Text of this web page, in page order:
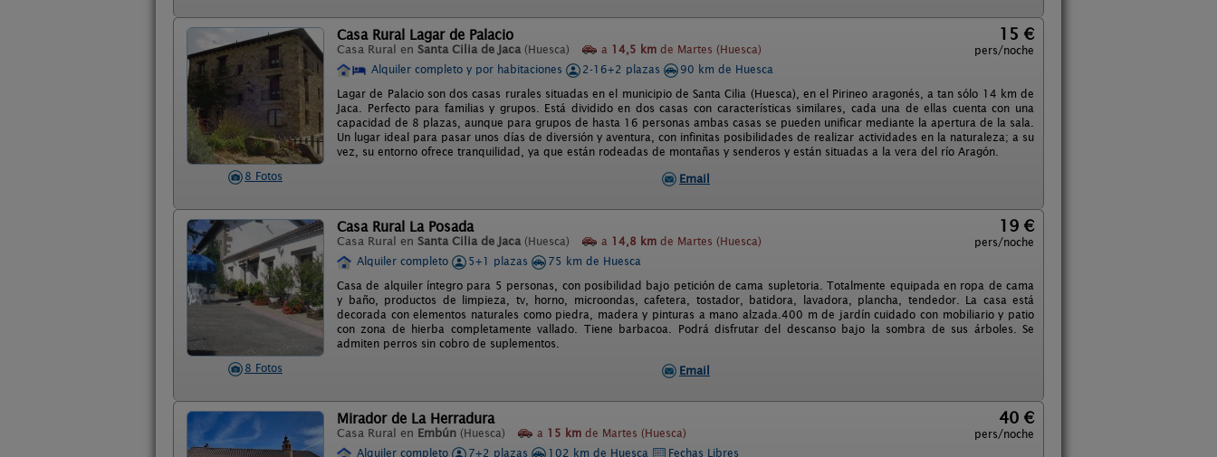
8 Fotos
Casa Rural Lagar de Palacio
Casa Rural en Santa Cilia de Jaca (Huesca) a 14,5 km de Martes (Huesca)
15 €
pers/noche
Alquiler completo y por habitaciones
2-16+2 plazas
90 km de Huesca
Lagar de Palacio son dos casas rurales situadas en el municipio de Santa Cilia (Huesca), en el Pirineo aragonés, a tan sólo 14 km de
Jaca. Perfecto para familias y grupos. Está dividido en dos casas con características similares, cada una de ellas cuenta con una
capacidad de 8 plazas, aunque para grupos de hasta 16 personas ambas casas se pueden unificar mediante la apertura de la sala.
Un lugar ideal para pasar unos días de diversión y aventura, con infinitas posibilidades de realizar actividades en la naturaleza; a su
vez, su entorno ofrece tranquilidad, ya que están rodeadas de montañas y senderos y están situadas a la vera del río Aragón.
Email
8 Fotos
Casa Rural La Posada
Casa Rural en Santa Cilia de Jaca (Huesca) a 14,8 km de Martes (Huesca)
19 €
pers/noche
Alquiler completo
5+1 plazas
75 km de Huesca
Casa de alquiler íntegro para 5 personas, con posibilidad bajo petición de cama supletoria. Totalmente equipada en ropa de cama
y baño, productos de limpieza, tv, horno, microondas, cafetera, tostador, batidora, lavadora, plancha, tendedor. La casa está
decorada con elementos naturales como piedra, madera y pinturas a mano alzada.400 m de jardín cuidado con mobiliario y patio
con zona de hierba completamente vallado. Tiene barbacoa. Podrá disfrutar del descanso bajo la sombra de sus árboles. Se
admiten perros sin cobro de suplementos.
Email
Mirador de La Herradura
Casa Rural en Embún (Huesca) a 15 km de Martes (Huesca)
40 €
pers/noche
Alquiler completo
7+2 plazas 102 km de Huesca
Fechas Libres